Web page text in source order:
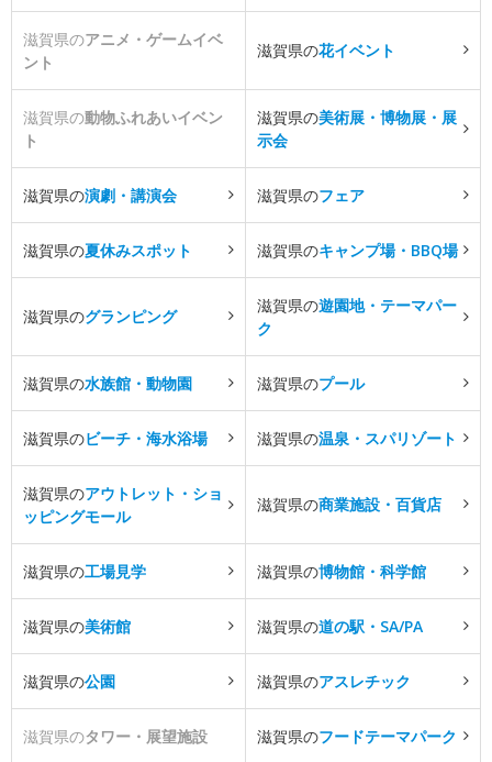
滋賀県のアニメ・ゲームイベ
ント
滋賀県の花イベント
滋賀県の動物ふれあいイベン
ト
滋賀県の美術展・博物展・展
示会
滋賀県の演劇・講演会 滋賀県のフェア
滋賀県の夏休みスポット 滋賀県のキャンプ場・BBQ場
滋賀県のグランピング
滋賀県の遊園地・テーマパー
ク
滋賀県の水族館・動物園 滋賀県のプール
滋賀県のビーチ・海水浴場 滋賀県の温泉・スパリゾート
滋賀県のアウトレット・ショ
ッピングモール
滋賀県の商業施設・百貨店
滋賀県の工場見学 滋賀県の博物館・科学館
滋賀県の美術館 滋賀県の道の駅・SA/PA
滋賀県の公園 滋賀県のアスレチック
滋賀県のタワー・展望施設 滋賀県のフードテーマパーク